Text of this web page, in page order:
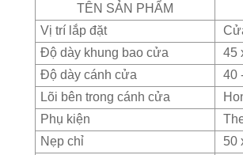
TÊN SẢN PHẨM
Vị trí lắp đặt
Độ dày khung bao cửa
45
Độ dày cánh cửa
40
Lõi bên trong cánh cửa
Phụ kiện
Nẹp chỉ
50